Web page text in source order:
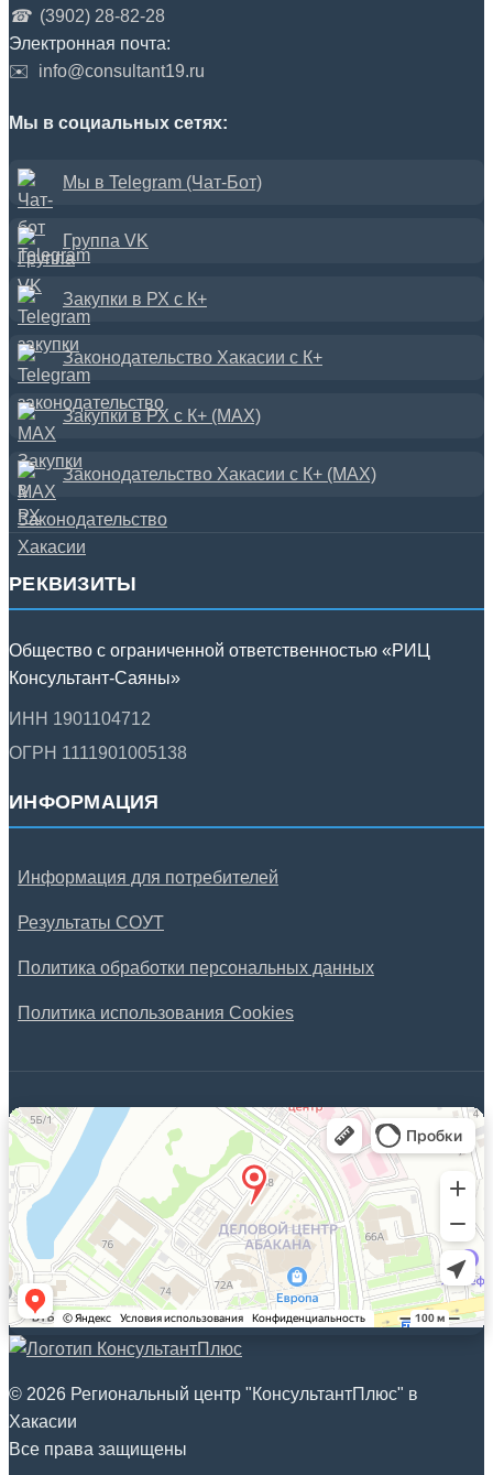
☎ (3902) 28-82-28
Электронная почта:
✉️
info@consultant19.ru
Мы в социальных сетях:
Мы в Telegram (Чат-Бот)
Группа VK
Закупки в РХ с К+
Законодательство Хакасии с К+
Закупки в РХ с К+ (MAX)
Законодательство Хакасии с К+ (MAX)
РЕКВИЗИТЫ
Общество с ограниченной ответственностью «РИЦ
Консультант-Саяны»
ИНН 1901104712
ОГРН 1111901005138
ИНФОРМАЦИЯ
Информация для потребителей
Результаты СОУТ
Политика обработки персональных данных
Политика использования Cookies
© 2026 Региональный центр "КонсультантПлюс" в
Хакасии
Все права защищены